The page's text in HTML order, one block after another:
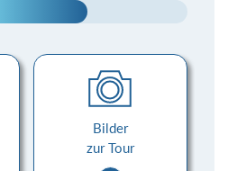
Bilder
zur Tour